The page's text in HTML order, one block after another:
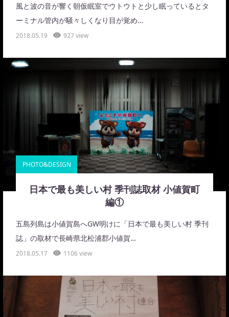
風と波の音が響く朝仮眠室でウトウトと少し眠っているとタ
ーミナル管内が騒々しくなり目が覚め…
2018.05.19 927 view
PHOTO&DESIGN
日本で最も美しい村 季刊誌取材 小値賀町
編①
五島列島は小値賀島へGW明けに「日本で最も美しい村 季刊
誌」の取材で長崎県北松浦郡小値賀…
2018.05.17 1106 view